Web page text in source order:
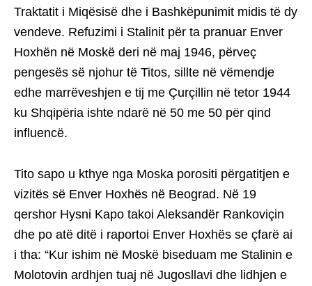
Traktatit i Miqësisë dhe i Bashkëpunimit midis të dy
vendeve. Refuzimi i Stalinit për ta pranuar Enver
Hoxhën në Moskë deri në maj 1946, përveç
pengesës së njohur të Titos, sillte në vëmendje
edhe marrëveshjen e tij me Çurçillin në tetor 1944
ku Shqipëria ishte ndarë në 50 me 50 për qind
influencë.
Tito sapo u kthye nga Moska porositi përgatitjen e
vizitës së Enver Hoxhës në Beograd. Në 19
qershor Hysni Kapo takoi Aleksandër Rankoviçin
dhe po atë ditë i raportoi Enver Hoxhës se çfarë ai
i tha: “Kur ishim në Moskë biseduam me Stalinin e
Molotovin ardhjen tuaj në Jugosllavi dhe lidhjen e